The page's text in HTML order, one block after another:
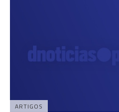
ARTIGOS